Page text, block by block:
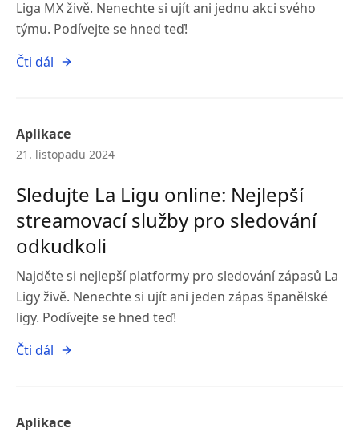
Liga MX živě. Nenechte si ujít ani jednu akci svého
týmu. Podívejte se hned teď!
Čti dál
Aplikace
21. listopadu 2024
Sledujte La Ligu online: Nejlepší
streamovací služby pro sledování
odkudkoli
Najděte si nejlepší platformy pro sledování zápasů La
Ligy živě. Nenechte si ujít ani jeden zápas španělské
ligy. Podívejte se hned teď!
Čti dál
Aplikace